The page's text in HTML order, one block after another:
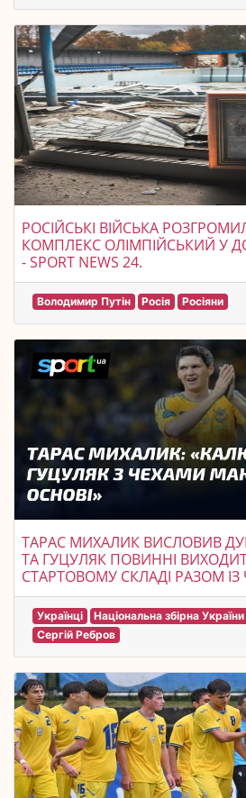
РОСІЙСЬКІ ВІЙСЬКА
КОМПЛЕКС ОЛІМПІЙСЬКИЙ У
- SPORT NEWS 24.
Володимир Путін Росія Росіяни
ТАРАС МИХАЛИК ВИСЛОВИВ
ТА ГУЦУЛЯК ПОВИННІ
СТАРТОВОМУ СКЛАДІ РАЗОМ
Українці
Національна збірна
Сергій Ребров